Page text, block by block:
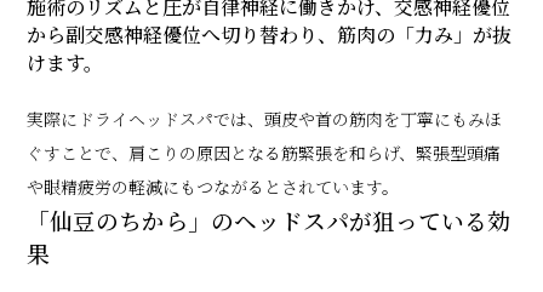
施術のリズムと圧が自律神経に働きかけ、交感神経優位
から副交感神経優位へ切り替わり、筋肉の「力み」が抜
けます。
実際にドライヘッドスパでは、頭皮や首の筋肉を丁寧にもみほ
ぐすことで、肩こりの原因となる筋緊張を和らげ、緊張型頭痛
や眼精疲労の軽減にもつながるとされています。
「仙豆のちから」のヘッドスパが狙っている効
果